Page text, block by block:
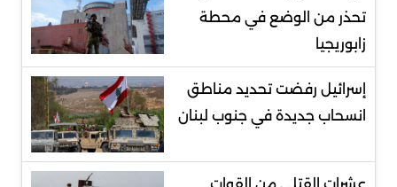
تحذر من الوضع في محطة
زابوريجيا
إسرائيل رفضت تحديد مناطق
انسحاب جديدة في جنوب لبنان
عشرات القتلى من القوات